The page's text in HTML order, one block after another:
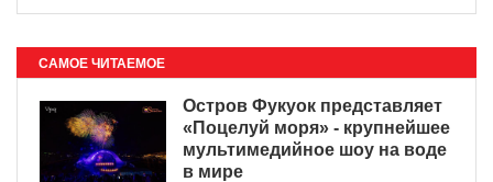
САМОЕ ЧИТАЕМОЕ
Остров Фукуок представляет
«Поцелуй моря» - крупнейшее
мультимедийное шоу на воде
в мире